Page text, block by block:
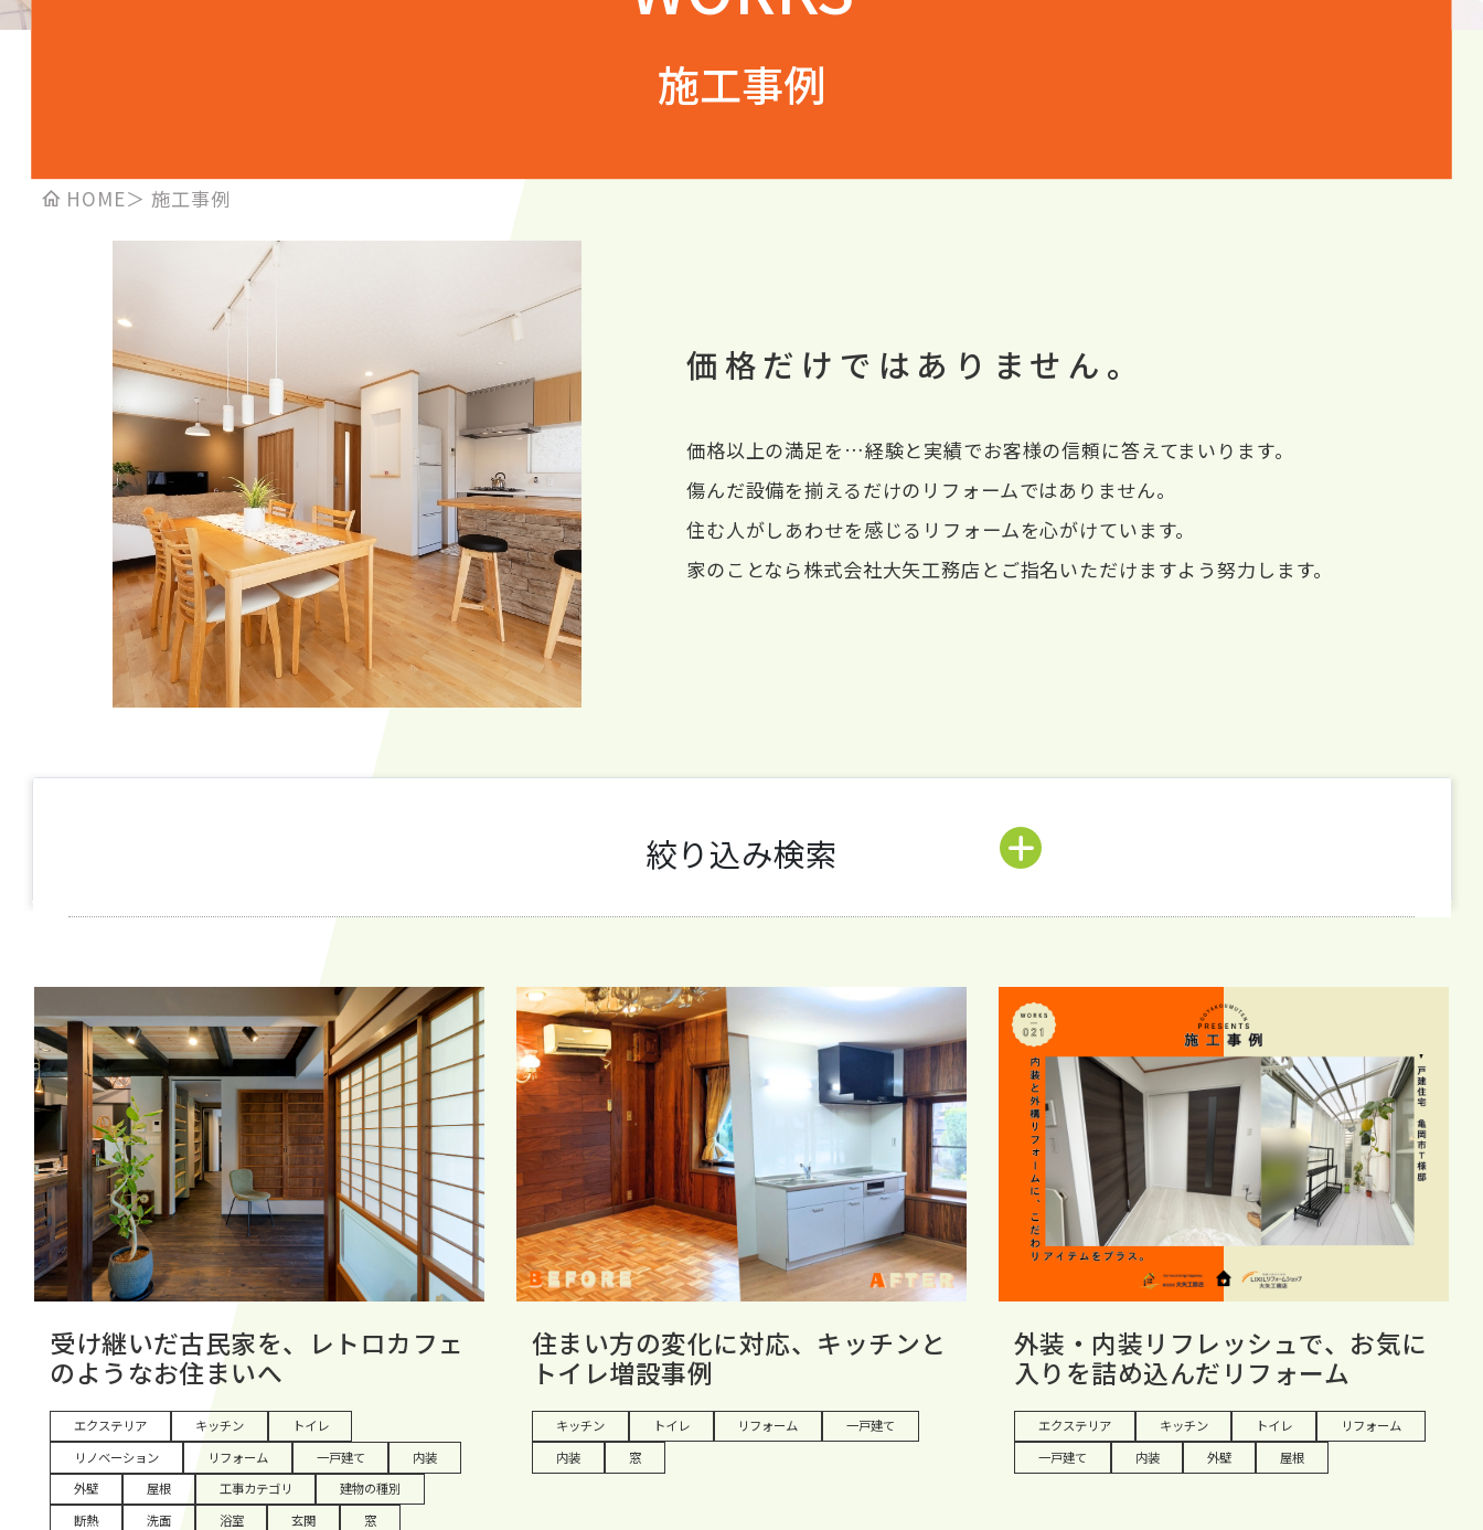
施工事例
施工事例
HOME＞ 施工事例
価格だけではありません。
価格以上の満足を…経験と実績でお客様の信頼に答えてまいります。
傷んだ設備を揃えるだけのリフォームではありません。
住む人がしあわせを感じるリフォームを心がけています。
家のことなら株式会社大矢工務店とご指名いただけますよう努力します。
絞り込み検索
受け継いだ古民家を、レトロカフェ
のようなお住まいへ
エクステリア キッチン
トイレ
リノベーション
リフォーム 一戸建て
内装
外壁
屋根 工事カテゴリ
建物の種別
断熱
洗面 浴室 玄関
窓
住まい方の変化に対応、キッチンと
トイレ増設事例
キッチン トイレ リフォーム
一戸建て
内装
窓
外装・内装リフレッシュで、お気に
入りを詰め込んだリフォーム
エクステリア キッチン トイレ
リフォーム
一戸建て
内装 外壁 屋根